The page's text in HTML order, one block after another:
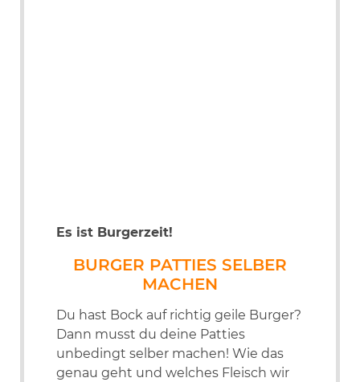
Es ist Burgerzeit!
BURGER PATTIES SELBER
MACHEN
Du hast Bock auf richtig geile Burger?
Dann musst du deine Patties
unbedingt selber machen! Wie das
genau geht und welches Fleisch wir